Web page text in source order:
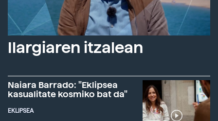
Ilargiaren itzalean
Naiara Barrado: "Eklipsea
kasualitate kosmiko bat da"
EKLIPSEA